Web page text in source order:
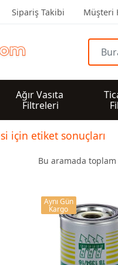
Sipariş Takibi Müşteri
Ağır Vasıta
Filtreleri
için etiket sonuçları
Bu aramada toplam
Aynı Gün
Kargo